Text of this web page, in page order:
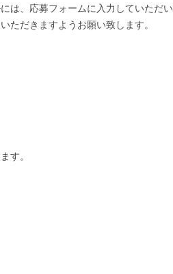
は、応募フォームに入力していただ
ただきますようお願い致します。
す。